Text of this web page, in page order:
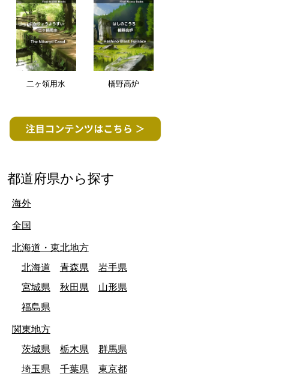
二ヶ領用水 橋野高炉
都道府県から探す
海外
全国
北海道・東北地方
北海道
青森県
岩手県
宮城県
秋田県
山形県
福島県
関東地方
茨城県
栃木県
群馬県
埼玉県
千葉県
東京都